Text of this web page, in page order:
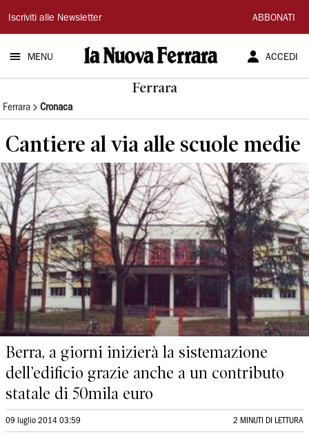
La
Nuova
Ferrara
Iscriviti alle Newsletter ABBONATI
MENU ACCEDI
Ferrara
Ferrara Cronaca
Cantiere al via alle scuole medie
Berra, a giorni inizierà la sistemazione
dell’edificio grazie anche a un contributo
statale di 50mila euro
09 luglio 2014 03:59 2 MINUTI DI LETTURA